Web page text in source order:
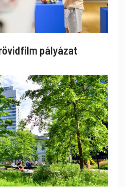
pályázat